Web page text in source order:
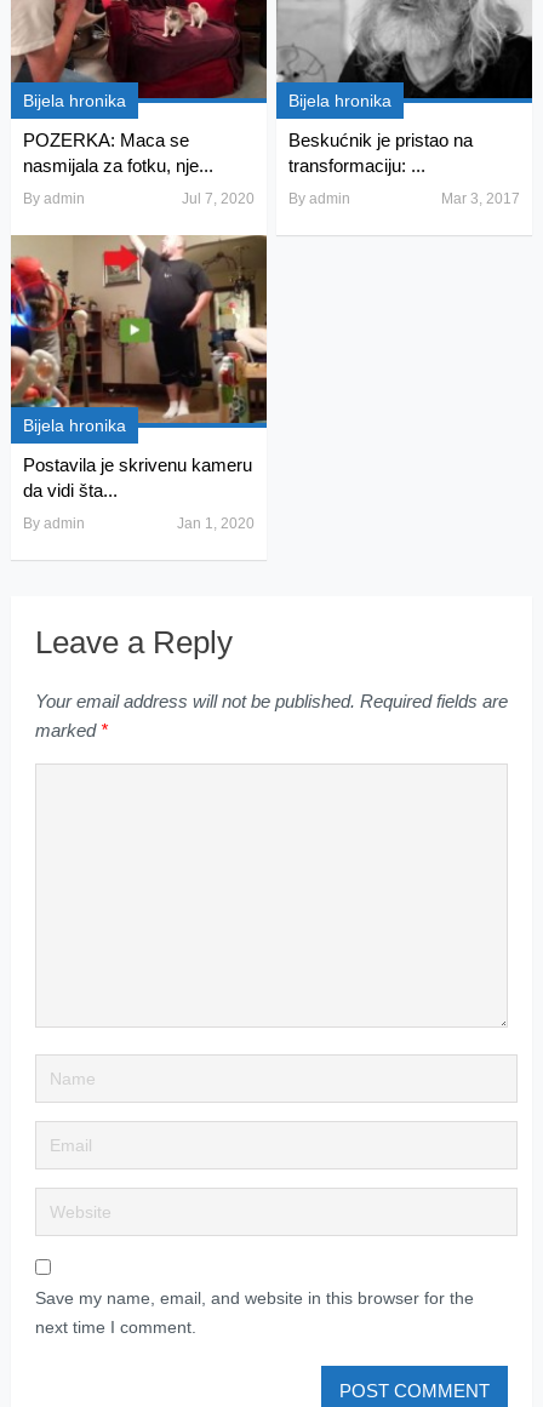
Bijela hronika
POZERKA: Maca se
nasmijala za fotku, nje...
By admin Jul 7, 2020
Bijela hronika
Beskućnik je pristao na
transformaciju: ...
Byadmin Mar 3, 2017
Bijela hronika
Postavila je skrivenu kameru
da vidi šta...
By admin Jan 1, 2020
Leave a Reply
Your email address will not be published. Required fields are
marked *
Save my name, email, and website in this browser for the
next time I comment.